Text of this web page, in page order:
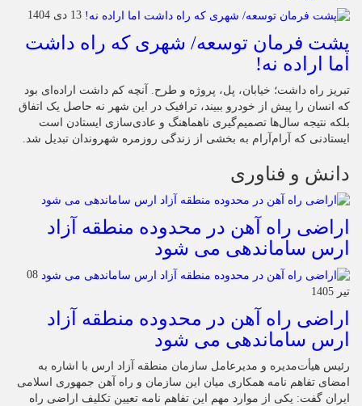
13 دی 1404
پشت فرمان توسعه/ شهری که راه داشت
اما اراده نه!
تبریز راه داشت؛ خیابان، پل، پروژه و طرح. آنچه کم داشت اراده‌ای بود
که انسان را پیش از خودرو ببیند، ترافیک در این شهر نه حاصل یک اتفاق
بلکه نتیجه سال‌ها تصمیم‌گیری ناهماهنگ و عادی‌سازی ایستادن است
ایستادنی که آرام‌آرام به بخشی از زندگی روزمره شهروندان تبدیل شد.
دانش و فناوری
اراضی راه آهن در محدوده منطقه آزاد
ارس ساماندهی می شود
08
تیر 1405
اراضی راه آهن در محدوده منطقه آزاد
ارس ساماندهی می شود
رئیس هیأت‌مدیره و مدیرعامل سازمان منطقه آزاد ارس با اشاره به
امضای تفاهم نامه همکاری میان این سازمان و راه آهن جمهوری اسلامی
ایران گفت: یکی از موارد مهم این تفاهم نامه تعیین تکلیف اراضی راه